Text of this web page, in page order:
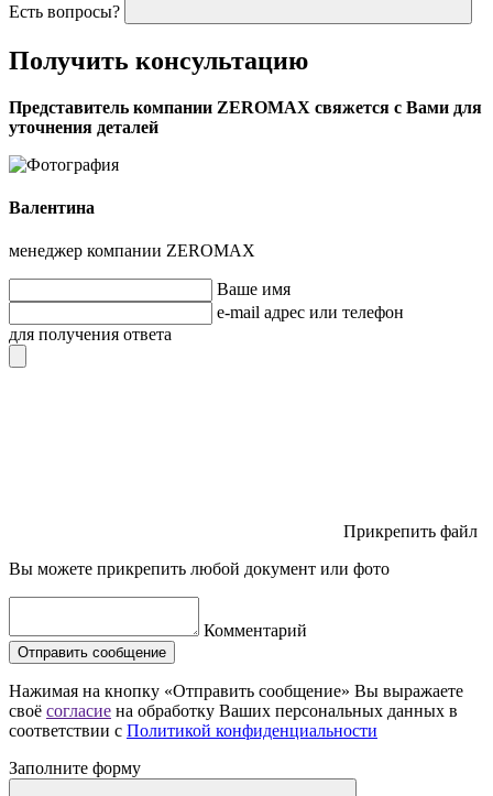
Есть вопросы?
Получить консультацию
Представитель компании ZEROMAX свяжется с Вами для
уточнения деталей
Валентина
менеджер компании ZEROMAX
Ваше имя
e-mail адрес или телефон
для получения ответа
Прикрепить файл
Вы можете прикрепить любой документ или фото
Комментарий
Отправить сообщение
Нажимая на кнопку «Отправить сообщение» Вы выражаете
своё согласие на обработку Ваших персональных данных в
соответствии с Политикой конфиденциальности
Заполните форму